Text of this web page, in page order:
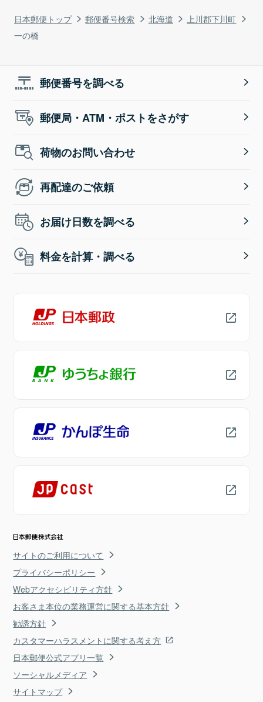
日本郵便トップ 郵便番号検索 北海道
上川郡下川町
一の橋
郵便番号を調べる
郵便局・ATM・ポストをさがす
荷物のお問い合わせ
再配達のご依頼
お届け日数を調べる
料金を計算・調べる
サイトのご利用について
プライバシーポリシー
Webアクセシビリティ方針
お客さま本位の業務運営に関する基本方針
勧誘方針
カスタマーハラスメントに関する考え方
日本郵便公式アプリ一覧
ソーシャルメディア
サイトマップ